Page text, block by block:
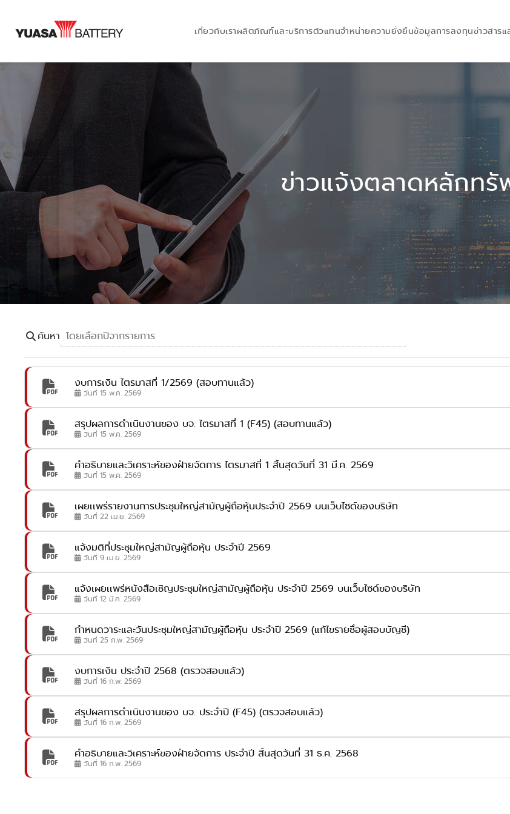
เกี่ยวกับเราผลิตภัณฑ์และบริการตัวแทนจำหน่ายความยั่งยืนข้อมูลการลงทุนข่าวสาร
ข่าวแจ้งตลาดหลักท
ค้นหา
งบการเงิน ไตรมาสที่ 1/2569 (สอบทานแล้ว)
วันที่ 15 พ.ค. 2569
สรุปผลการดำเนินงานของ บจ. ไตรมาสที่ 1 (F45) (สอบทานแล้ว)
วันที่ 15 พ.ค. 2569
คำอธิบายและวิเคราะห์ของฝ่ายจัดการ ไตรมาสที่ 1 สิ้นสุดวันที่ 31 มี.ค. 2569
วันที่ 15 พ.ค. 2569
เผยเเพร่รายงานการประชุมใหญ่สามัญผู้ถือหุ้นประจำปี 2569 บนเว็บไซด์ของบริษัท
วันที่ 22 เม.ย. 2569
แจ้งมติที่ประชุมใหญ่สามัญผู้ถือหุ้น ประจำปี 2569
วันที่ 9 เม.ย. 2569
แจ้งเผยเเพร่หนังสือเชิญประชุมใหญ่สามัญผู้ถือหุ้น ประจำปี 2569 บนเว็บไซด์ของบริษัท
วันที่ 12 มี.ค. 2569
กำหนดวาระและวันประชุมใหญ่สามัญผู้ถือหุ้น ประจำปี 2569 (แก้ไขรายชื่อผู้สอบบัญชี)
วันที่ 25 ก.พ. 2569
งบการเงิน ประจำปี 2568 (ตรวจสอบแล้ว)
วันที่ 16 ก.พ. 2569
สรุปผลการดำเนินงานของ บจ. ประจำปี (F45) (ตรวจสอบแล้ว)
วันที่ 16 ก.พ. 2569
คำอธิบายและวิเคราะห์ของฝ่ายจัดการ ประจำปี สิ้นสุดวันที่ 31 ธ.ค. 2568
วันที่ 16 ก.พ. 2569